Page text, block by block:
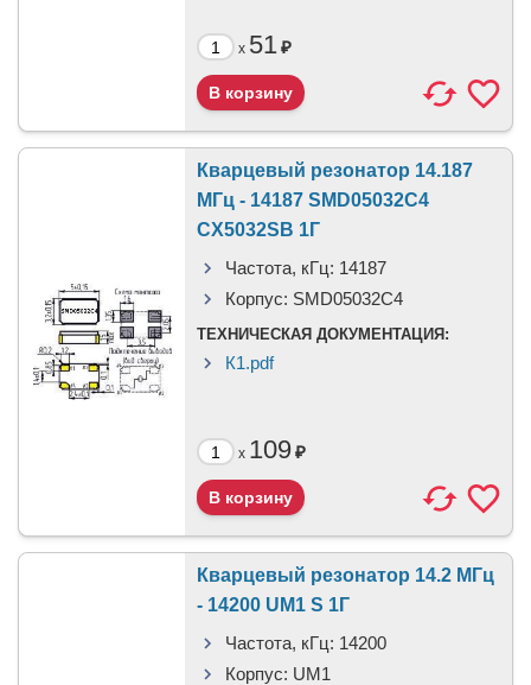
x 51₽
Кварцевый резонатор 14.187
МГц - 14187 SMD05032C4
CX5032SB 1Г
Частота, кГц: 14187
Корпус: SMD05032C4
ТЕХНИЧЕСКАЯ ДОКУМЕНТАЦИЯ:
К1.pdf
x 109₽
Кварцевый резонатор 14.2 МГц
- 14200 UM1 S 1Г
Частота, кГц: 14200
Корпус: UM1